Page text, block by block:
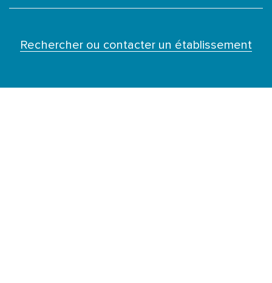
Rechercher ou contacter un établissement